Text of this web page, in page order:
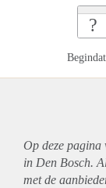
?
Op deze
in Den Bosch.
met de